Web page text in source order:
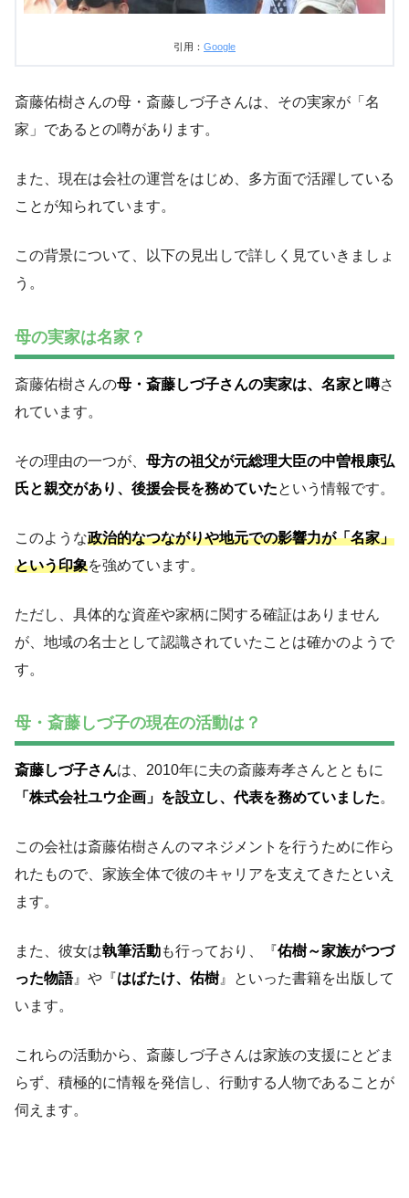
引用： Google
斎藤佑樹さんの母・斎藤しづ子さんは、その実家が「名
家」であるとの噂があります。
また、現在は会社の運営をはじめ、多方面で活躍している
ことが知られています。
この背景について、以下の見出しで詳しく見ていきましょ
う。
母の実家は名家？
斎藤佑樹さんの母・斎藤しづ子さんの実家は、名家と噂さ
れています。
その理由の一つが、 母方の祖父が元総理大臣の中曽根康弘
氏と親交があり、後援会長を務めていたという情報です。
このような政治的なつながりや地元での影響力が「名家」
という印象を強めています。
ただし、具体的な資産や家柄に関する確証はありません
が、地域の名士として認識されていたことは確かのようで
す。
母・斎藤しづ子の現在の活動は？
斎藤しづ子さんは、2010年に夫の斎藤寿孝さんとともに
「株式会社ユウ企画」を設立し、代表を務めていました。
この会社は斎藤佑樹さんのマネジメントを行うために作ら
れたもので、家族全体で彼のキャリアを支えてきたといえ
ます。
また、彼女は執筆活動も行っており、『佑樹～家族がつづ
った物語』や『はばたけ、佑樹 』といった書籍を出版して
います。
これらの活動から、斎藤しづ子さんは家族の支援にとどま
らず、積極的に情報を発信し、行動する人物であることが
伺えます。